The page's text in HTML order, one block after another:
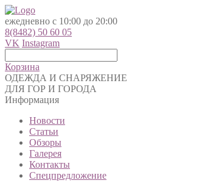
ежедневно с 10:00 до 20:00
8(8482) 50 60 05
VK Instagram
Корзина
ОДЕЖДА И СНАРЯЖЕНИЕ
ДЛЯ ГОР И ГОРОДА
Информация
Новости
Статьи
Обзоры
Галерея
Контакты
Спецпредложение